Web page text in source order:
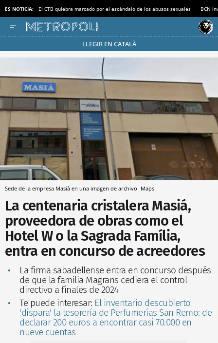
ES NOTICIA: El CTB quiebra marcado por el escándalo de los abusos sexuales BCN
LLEGIR EN CATALÀ
Pásate al MODO AHORRO
Sede de la empresa Masià en una imagen de archivo Maps
La centenaria cristalera Masiá,
proveedora de obras como el
Hotel W o la Sagrada Família,
entra en concurso de acreedores
La firma sabadellense entra en concurso después
de que la familia Magrans cediera el control
directivo a finales de 2024
Te puede interesar: El inventario descubierto
'dispara' la tesorería de Perfumerías San Remo: de
declarar 200 euros a encontrar casi 70.000 en
nueve cuentas